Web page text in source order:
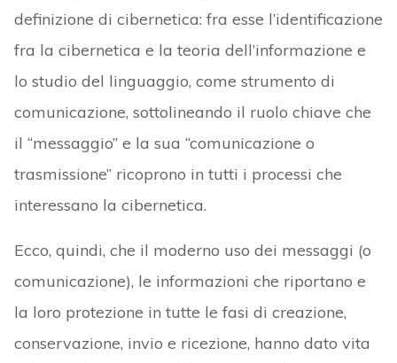
definizione di cibernetica: fra esse l’identificazione
fra la cibernetica e la teoria dell’informazione e
lo studio del linguaggio, come strumento di
comunicazione, sottolineando il ruolo chiave che
il “messaggio” e la sua “comunicazione o
trasmissione” ricoprono in tutti i processi che
interessano la cibernetica.
Ecco, quindi, che il moderno uso dei messaggi (o
comunicazione), le informazioni che riportano e
la loro protezione in tutte le fasi di creazione,
conservazione, invio e ricezione, hanno dato vita